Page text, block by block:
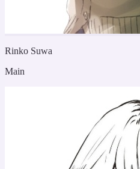
Rinko Suwa
Main